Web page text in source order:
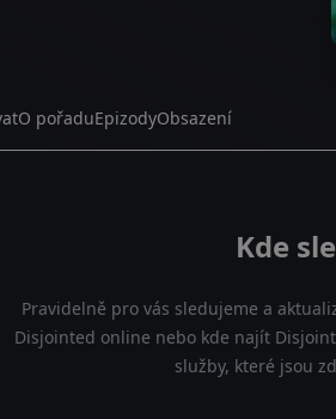
O pořaduEpizodyObsazení
Kde
Pravidelně pro vás sledujeme a
Disjointed online nebo kde najít
služby, které jsou